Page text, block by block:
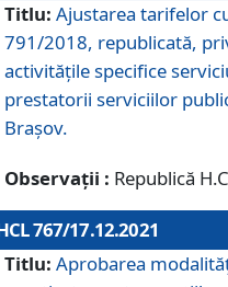
Titlu: Ajustarea tarifelor
791/2018, republicată,
activităţile specifice
prestatorii serviciilor
Braşov.
Observații : Republică
767/17.12.2021
Titlu: Aprobarea